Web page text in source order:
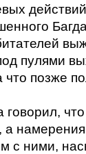
пулями
что позже
говорил,
а
с ними,